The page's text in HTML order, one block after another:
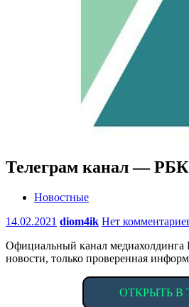
Телеграм канал — РБК
Новостные
14.02.2021 diom4ik Нет
Официальный канал
новости, только проверенная
ОТКРЫТЬ В